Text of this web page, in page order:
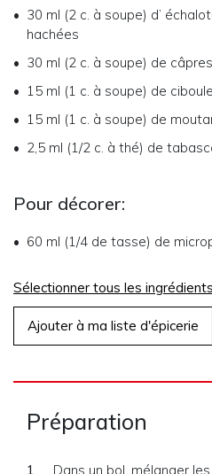
30 ml (2 c. à soupe) d’
hachées
30 ml (2 c. à soupe) de câpres
15 ml (1 c. à soupe) de
15 ml (1 c. à soupe) de
2,5 ml (1/2 c. à thé) de
Pour décorer:
60 ml (1/4 de tasse) de
Sélectionner tous les ingrédients
Ajouter à ma liste d'épicerie
Préparation
Dans un bol, mélanger